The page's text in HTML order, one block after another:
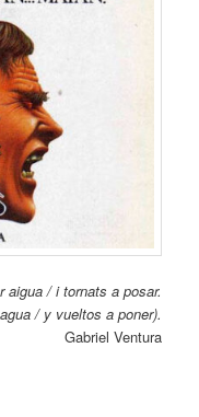
/ i tornats a posar.
/ y vueltos a poner).
Gabriel Ventura